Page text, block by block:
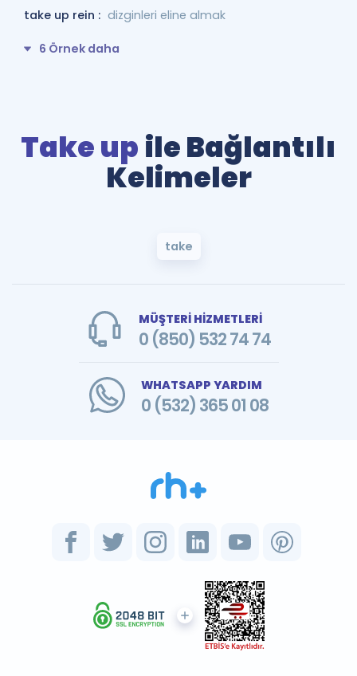
take up rein : dizginleri eline almak
6 Örnek daha
Take up ile Bağlantılı
Kelimeler
take
MÜŞTERİ HİZMETLERİ
0 (850) 532 74 74
WHATSAPP YARDIM
0 (532) 365 01 08